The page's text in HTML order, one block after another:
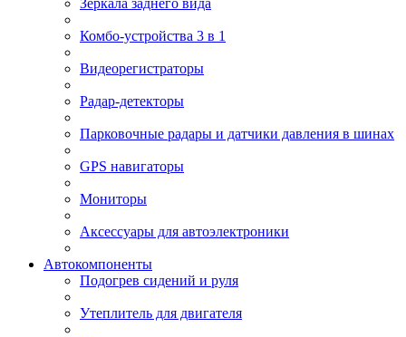
Зеркала заднего вида
Комбо-устройства 3 в 1
Видеорегистраторы
Радар-детекторы
Парковочные радары и датчики давления в шинах
GPS навигаторы
Мониторы
Аксессуары для автоэлектроники
Автокомпоненты
Подогрев сидений и руля
Утеплитель для двигателя